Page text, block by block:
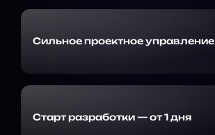
Сильное проектное управление
Старт разработки — от 1 дня